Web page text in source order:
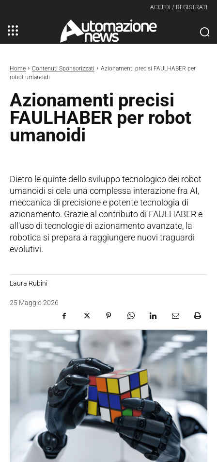
ACCEDI / REGISTRATI
Home Contenuti Sponsorizzati
Azionamenti precisi FAULHABER per
robot umanoidi
Azionamenti precisi
FAULHABER per robot
umanoidi
Dietro le quinte dello sviluppo tecnologico dei robot
umanoidi si cela una complessa interazione fra AI,
meccanica di precisione e potente tecnologia di
azionamento. Grazie al contributo di FAULHABER e
all'uso di tecnologie di azionamento avanzate, la
robotica si prepara a raggiungere nuovi traguardi
evolutivi.
Laura Rubini
25 Maggio 2026